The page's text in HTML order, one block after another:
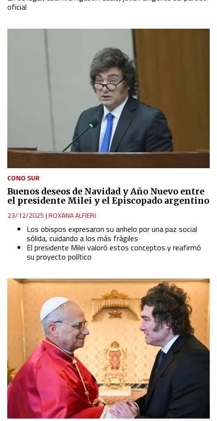
oficial
CONO SUR
Buenos deseos de Navidad y Año Nuevo entre
el presidente Milei y el Episcopado argentino
23/12/2025|ROXANA ALFIERI
Los obispos expresaron su anhelo por una paz social
sólida, cuidando a los más frágiles
El presidente Milei valoró estos conceptos y reafirmó
su proyecto político